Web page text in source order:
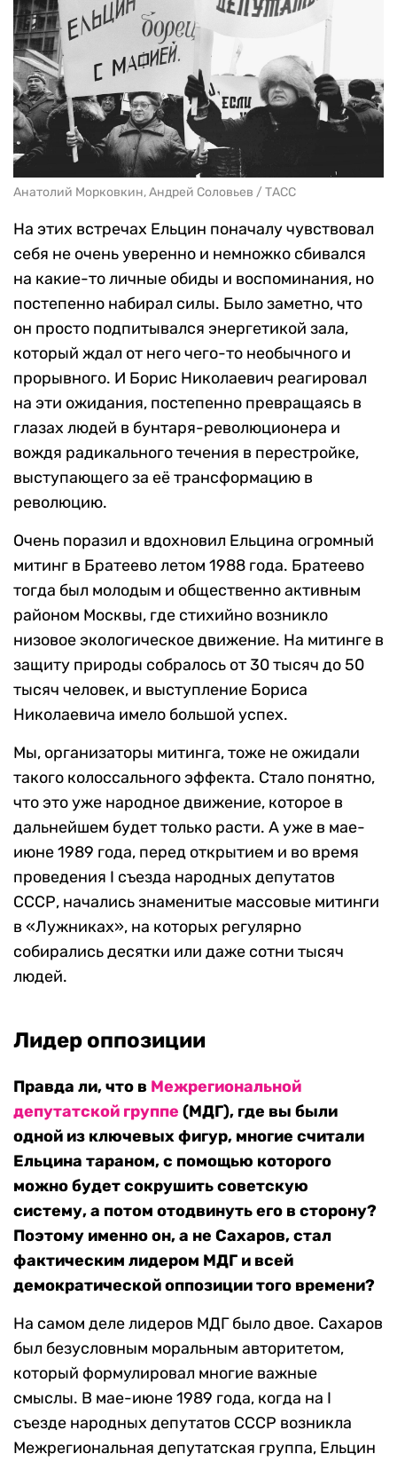
Анатолий Морковкин, Андрей Соловьев / ТАСС
На этих встречах Ельцин поначалу чувствовал
себя не очень уверенно и немножко сбивался
на какие-то личные обиды и воспоминания, но
постепенно набирал силы. Было заметно, что
он просто подпитывался энергетикой зала,
который ждал от него чего-то необычного и
прорывного. И Борис Николаевич реагировал
на эти ожидания, постепенно превращаясь в
глазах людей в бунтаря-революционера и
вождя радикального течения в перестройке,
выступающего за её трансформацию в
революцию.
Очень поразил и вдохновил Ельцина огромный
митинг в Братеево летом 1988 года. Братеево
тогда был молодым и общественно активным
районом Москвы, где стихийно возникло
низовое экологическое движение. На митинге в
защиту природы собралось от 30 тысяч до 50
тысяч человек, и выступление Бориса
Николаевича имело большой успех.
Мы, организаторы митинга, тоже не ожидали
такого колоссального эффекта. Стало понятно,
что это уже народное движение, которое в
дальнейшем будет только расти. А уже в мае-
июне 1989 года, перед открытием и во время
проведения I съезда народных депутатов
СССР, начались знаменитые массовые митинги
в «Лужниках», на которых регулярно
собирались десятки или даже сотни тысяч
людей.
Лидер оппозиции
Правда ли, что в Межрегиональной
депутатской группе (МДГ), где вы были
одной из ключевых фигур, многие считали
Ельцина тараном, с помощью которого
можно будет сокрушить советскую
систему, а потом отодвинуть его в сторону?
Поэтому именно он, а не Сахаров, стал
фактическим лидером МДГ и всей
демократической оппозиции того времени?
На самом деле лидеров МДГ было двое. Сахаров
был безусловным моральным авторитетом,
который формулировал многие важные
смыслы. В мае-июне 1989 года, когда на I
съезде народных депутатов СССР возникла
Межрегиональная депутатская группа, Ельцин